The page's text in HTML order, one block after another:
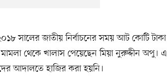
সালের জাতীয় নির্বাচনের সময় আট কোটি টাকা
মামলা থেকে খালাস পেয়েছেন মিয়া নুরুদ্দীন অপু। এ
আদালতে হাজির করা হয়নি।